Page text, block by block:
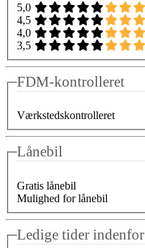
5,0
4,5
4,0
3,5
FDM-kontrolleret
Værkstedskontrolleret
Lånebil
Gratis lånebil
Mulighed for lånebil
Ledige tider indenfor